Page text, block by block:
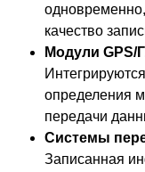
качество
Модули
определения
передачи
Системы
Записанная